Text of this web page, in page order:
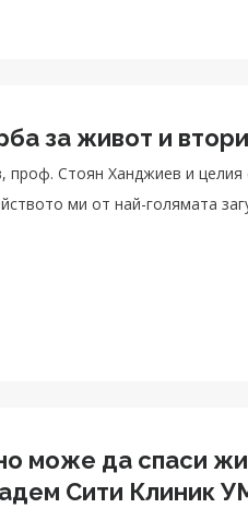
за живот и
проф. Стоян Ханджиев и целия
ми от най-голямата
може да спаси
Сити Клиник